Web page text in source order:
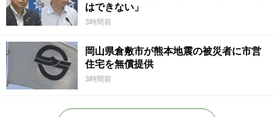
はできない」
3時間前
岡山県倉敷市が熊本地震の被災者に市営
住宅を無償提供
3時間前